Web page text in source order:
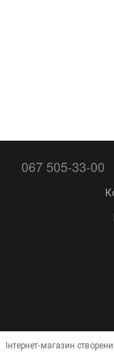
067 505-33-00
Інтернет-магазин